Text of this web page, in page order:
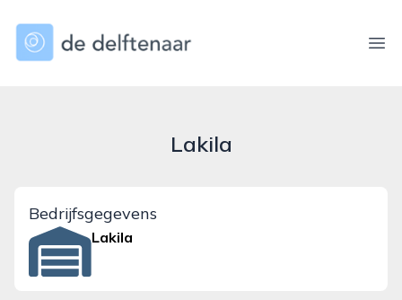
dedelftenaar.nl
Lakila
Bedrijfsgegevens
Lakila